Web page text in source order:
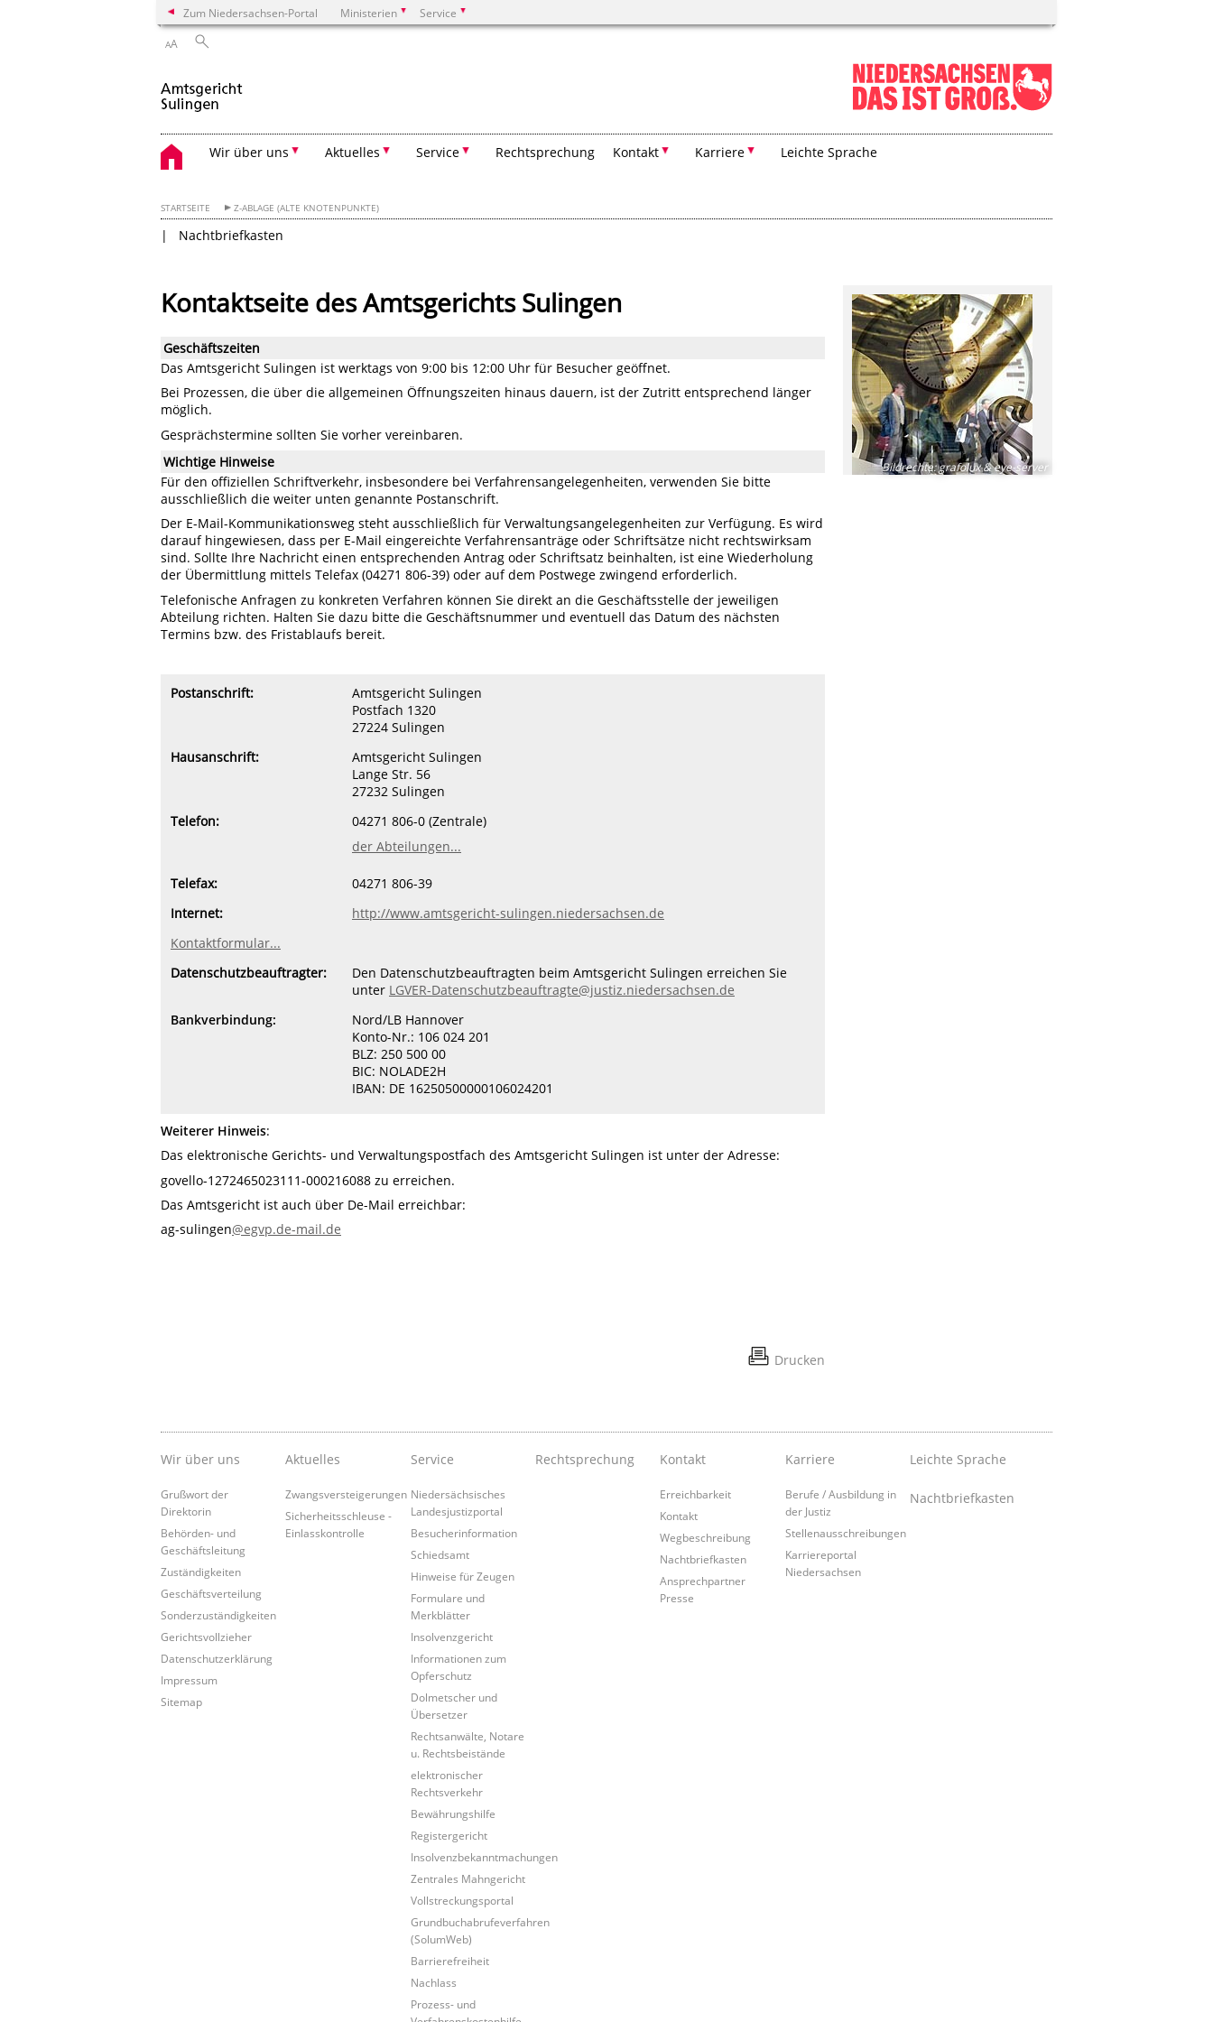
Zum Niedersachsen-Portal Ministerien Service
AA
Wir über uns Aktuelles Service Rechtsprechung Kontakt Karriere Leichte Sprache
STARTSEITE Z-ABLAGE (ALTE KNOTENPUNKTE)
Nachtbriefkasten
Kontaktseite des Amtsgerichts Sulingen
Geschäftszeiten
Das Amtsgericht Sulingen ist werktags von 9:00 bis 12:00 Uhr für Besucher geöffnet.
Bei Prozessen, die über die allgemeinen Öffnungszeiten hinaus dauern, ist der Zutritt entsprechend länger
möglich.
Gesprächstermine sollten Sie vorher vereinbaren.
Wichtige Hinweise
Für den offiziellen Schriftverkehr, insbesondere bei Verfahrensangelegenheiten,­ verwenden Sie bitte
ausschließlich die weiter unten genannte Postanschrift.
Der E-Mail-Kommunikationsweg steht ausschließlich für Verwaltungsangelegenheiten zur Verfügung. Es wird
darauf hingewiesen, dass per E-Mail eingereichte Verfahrensanträge oder Schriftsätze nicht rechtswirksam
sind. Sollte Ihre Nachricht einen entsprechenden Antrag oder Schriftsatz beinhalten, ist eine Wiederholung
der Übermittlung mittels Telefax (04271 806-39) oder auf dem Postwege zwingend erforderlich.
Telefonische Anfragen zu konkreten Verfahren können Sie direkt an die Geschäftsstelle der jeweiligen
Abteilung richten. Halten Sie dazu bitte die Geschäftsnummer und eventuell das Datum des nächsten
Termins bzw. des Fristablaufs bereit.
Postanschrift:
Amtsgericht Sulingen
Postfach 1320
27224 Sulingen
Hausanschrift:
Amtsgericht Sulingen
Lange Str. 56
27232 Sulingen
Telefon:
04271 806-0 (Zentrale)
der Abteilungen...
Telefax:
04271 806-39
Internet:
http://www.amtsgericht-sulingen.niedersachsen.de
Kontaktformular...
Datenschutzbeauftragter:
Den Datenschutzbeauftragten beim Amtsgericht Sulingen erreichen Sie
unter LGVER-Datenschutzbeauftragte@justiz.niedersachsen.de
Bankverbindung:
Nord/LB Hannover
Konto-Nr.: 106 024 201
BLZ: 250 500 00
BIC: NOLADE2H
IBAN: DE 16250500000106024201
Weiterer Hinweis:
Das elektronische Gerichts- und Verwaltungspostfach des Amtsgericht Sulingen ist unter der Adresse:
govello-1272465023111-000216088 zu erreichen.
Das Amtsgericht ist auch über De-Mail erreichbar:
ag-sulingen@egvp.de-mail.de
Drucken
Bildrechte:grafolux & eye-server
Wir über uns
Grußwort der
Direktorin
Behörden- und
Geschäftsleitung
Zuständigkeiten
Geschäftsverteilung
Sonderzuständigkeiten
Gerichtsvollzieher
Datenschutzerklärung
Impressum
Sitemap
Aktuelles
Zwangsversteigerungen
Sicherheitsschleuse -
Einlasskontrolle
Service
Niedersächsisches
Landesjustizportal
Besucherinformation
Schiedsamt
Hinweise für Zeugen
Formulare und
Merkblätter
Insolvenzgericht
Informationen zum
Opferschutz
Dolmetscher und
Übersetzer
Rechtsanwälte, Notare
u. Rechtsbeistände
elektronischer
Rechtsverkehr
Bewährungshilfe
Registergericht
Insolvenzbekanntmachungen
Zentrales Mahngericht
Vollstreckungsportal
Grundbuchabrufeverfahren
(SolumWeb)
Barrierefreiheit
Nachlass
Prozess- und
Rechtsprechung Kontakt
Erreichbarkeit
Kontakt
Wegbeschreibung
Nachtbriefkasten
Ansprechpartner
Presse
Karriere
Berufe / Ausbildung in
der Justiz
Stellenausschreibungen
Karriereportal
Niedersachsen
Leichte Sprache
Nachtbriefkasten